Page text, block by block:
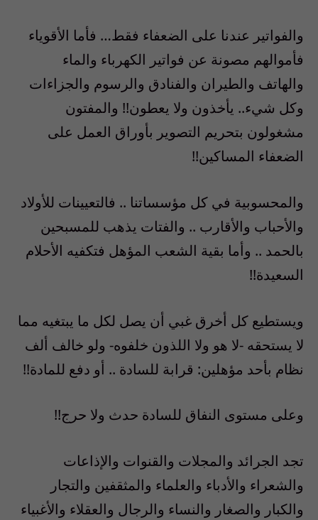
والفواتير عندنا على الضعفاء فقط… فأما الأقوياء
فأموالهم مصونة عن فواتير الكهرباء والماء
والهاتف والطيران والفنادق والرسوم والجزاءات
وكل شيء.. يأخذون ولا يعطون!! والمفتون
مشغولون بتحريم التصوير بأوراق العمل على
الضعفاء المساكين!!
والمحسوبية في كل مؤسساتنا .. فالتعيينات للأولاد
والأحباب والأقارب .. والفتات يذهب للمسبحين
بالحمد .. وأما بقية الشعب المؤهل فتكفيه الأحلام
السعيدة!!
ويستطيع كل أخرق غبي أن يصل لكل ما يبتغيه مما
لا يستحقه -لا هو ولا اللذون خلفوه- ولو خالف ألف
نظام بأحد مؤهلين: قرابة للسادة .. أو دفع للمادة!!
وعلى مستوى النفاق للسادة حدث ولا حرج!!
تجد الجرائد والمجلات والقنوات والإذاعات
والشعراء والأدباء والعلماء والمثقفين والتجار
والكبار والصغار والنساء والرجال والعقلاء والأغبياء